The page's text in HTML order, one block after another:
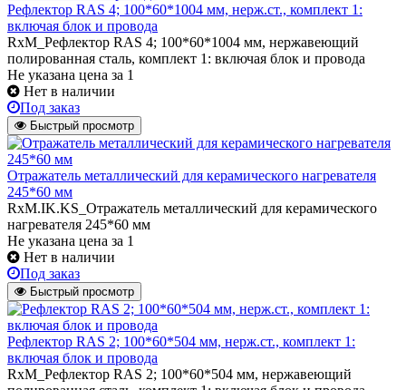
Рефлектор RAS 4; 100*60*1004 мм, нерж.ст., комплект 1:
включая блок и провода
RxM_Рефлектор RAS 4; 100*60*1004 мм, нержавеющий
полированная сталь, комплект 1: включая блок и провода
Не указана цена за 1
Нет в наличии
Под заказ
Быстрый просмотр
Отражатель металлический для керамического нагревателя
245*60 мм
RxM.IK.KS_Отражатель металлический для керамического
нагревателя 245*60 мм
Не указана цена за 1
Нет в наличии
Под заказ
Быстрый просмотр
Рефлектор RAS 2; 100*60*504 мм, нерж.ст., комплект 1:
включая блок и провода
RxM_Рефлектор RAS 2; 100*60*504 мм, нержавеющий